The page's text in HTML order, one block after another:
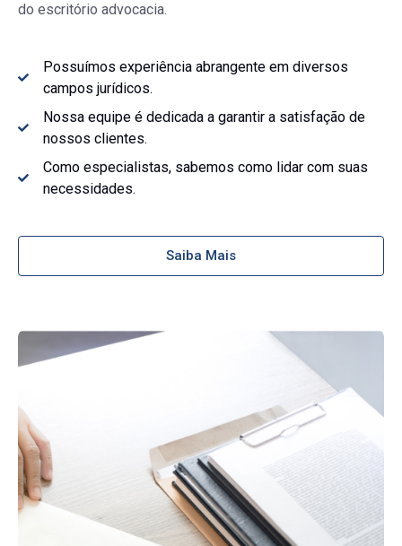
do escritório advocacia.
Possuímos experiência abrangente em diversos
campos jurídicos.
Nossa equipe é dedicada a garantir a satisfação de
nossos clientes.
Como especialistas, sabemos como lidar com suas
necessidades.
Saiba Mais